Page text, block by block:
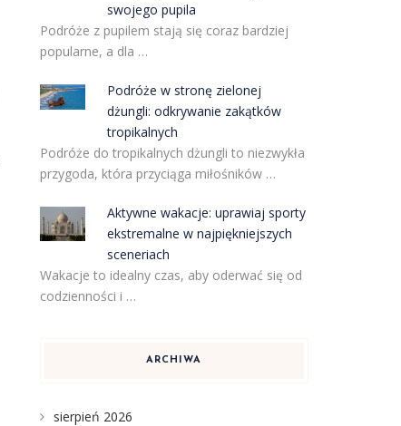
swojego pupila
Podróże z pupilem stają się coraz bardziej
popularne, a dla …
Podróże w stronę zielonej
dżungli: odkrywanie zakątków
tropikalnych
Podróże do tropikalnych dżungli to niezwykła
przygoda, która przyciąga miłośników …
Aktywne wakacje: uprawiaj sporty
ekstremalne w najpiękniejszych
sceneriach
Wakacje to idealny czas, aby oderwać się od
codzienności i …
ARCHIWA
sierpień 2026